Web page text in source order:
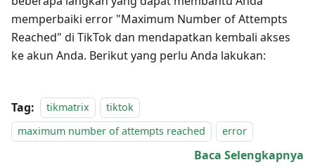
memperbaiki error "Maximum Number of Attempts
Reached" di TikTok dan mendapatkan kembali akses
ke akun Anda. Berikut yang perlu Anda lakukan:
Tag: tikmatrix
tiktok
maximum number of attempts reached
error
Baca Selengkapnya